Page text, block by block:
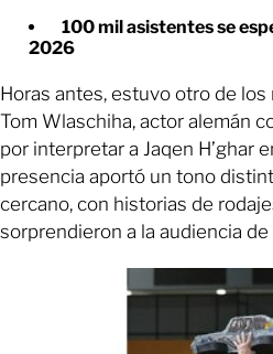
100 mil asistentes se
2026
Horas antes, estuvo otro de
Tom Wlaschiha, actor alemán
por interpretar a Jaqen H’ghar
presencia aportó un tono
cercano, con historias de
sorprendieron a la audiencia de